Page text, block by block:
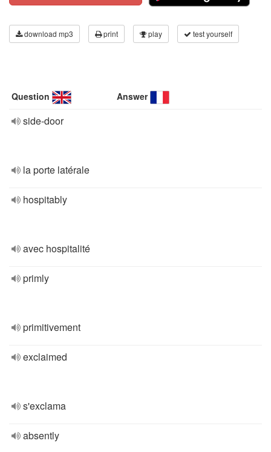
download mp3 print play test yourself
Question Answer
side-door
la porte latérale
hospitably
avec hospitalité
primly
primitivement
exclaimed
s'exclama
absently